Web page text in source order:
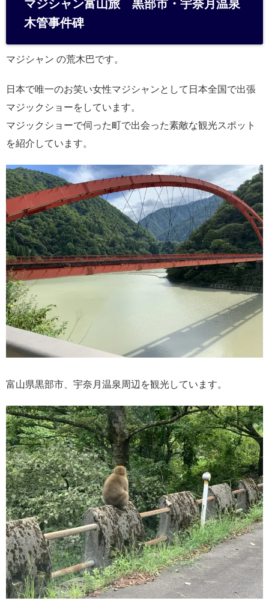
n
マジシャン富山旅 黒部市・宇奈月温泉
木管事件碑
マジシャン の荒木巴です。
日本で唯一のお笑い女性マジシャンとして日本全国で出張
マジックショーをしています。
マジックショーで伺った町で出会った素敵な観光スポット
を紹介しています。
富山県黒部市、宇奈月温泉周辺を観光しています。